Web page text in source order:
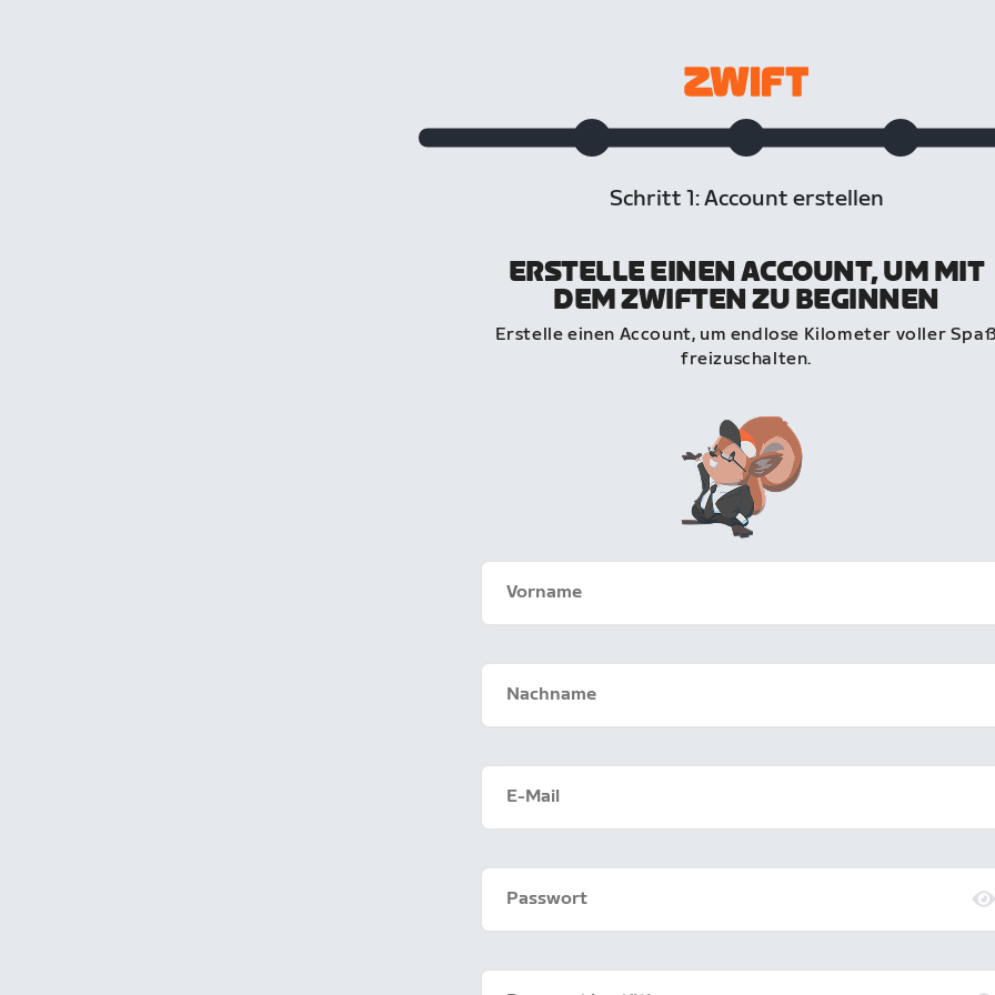
Schritt 1: Account erstellen
ERSTELLE EINEN ACCOUNT, UM MIT
DEM ZWIFTEN ZU BEGINNEN
Erstelle einen Account, um endlose Kilometer voller
freizuschalten.
Vorname
Nachname
E-Mail
Passwort